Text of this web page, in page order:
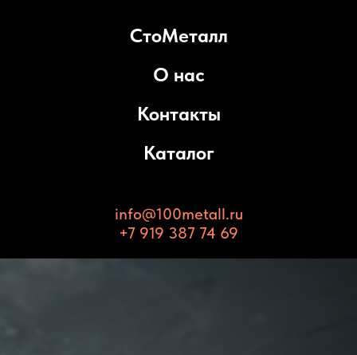
СтоМеталл
О нас
Контакты
Каталог
info@100metall.ru
+7 919 387 74 69